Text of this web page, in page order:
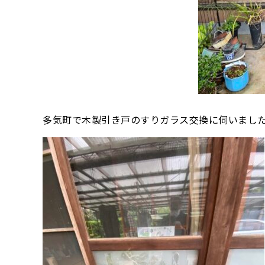
多気町で木製引き戸のすりガラス交換に伺いまし